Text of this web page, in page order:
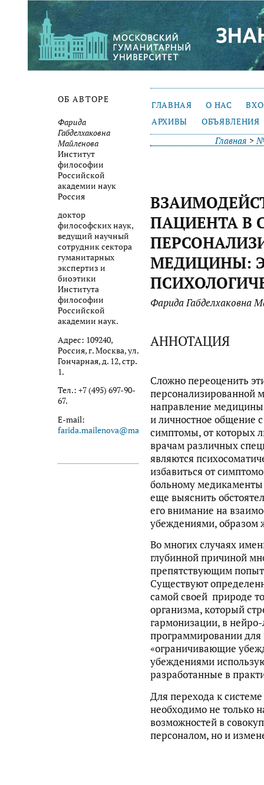
ОБ АВТОРЕ
Фарида
Габделхаковна
Майленова
Институт
философии
Российской
академии наук
Россия
доктор
философских наук,
ведущий научный
сотрудник сектора
гуманитарных
экспертиз и
биоэтики
Института
философии
Российской
академии наук.
Адрес: 109240,
Россия, г. Москва, ул.
Гончарная, д. 12, стр.
1.
Тел.: +7 (495) 697-90-
67.
E-mail:
farida.mailenova@mail.ru
ГЛАВНАЯ О НАС
АРХИВЫ
ОБЪЯВЛЕНИЯ
Главная >№
ПАЦИЕНТА В
МЕДИЦИНЫ:
Фарида Габделхаковна
АННОТАЦИЯ
Сложно переоценить
персонализированной
направление медицины
и личностное общение
симптомы, от которых
врачам различных
являются
избавиться от
больному
еще выяснить
его внимание на
убеждениями, образом
Во многих случаях
глубинной причиной
препятствующим
Существуют
самой своей природе
организма, который
гармонизации, в
программировании для
«ограничивающие
убеждениями
разработанные в
Для перехода к
необходимо не только
возможностей в
персоналом, но и